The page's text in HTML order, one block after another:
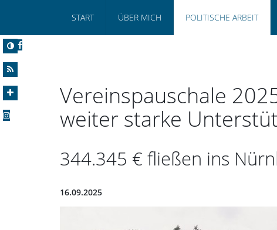
START ÜBER MICH POLITISCHE ARBEIT
Vereinspauschale
weiter starke
344.345 € fließen ins
16.09.2025